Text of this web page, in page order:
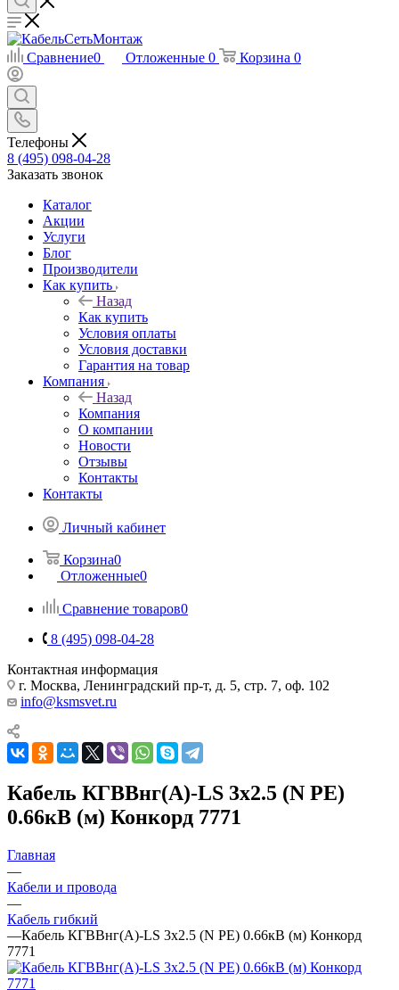
Сравнение0 Отложенные 0 Корзина 0
Телефоны
8 (495) 098-04-28
Заказать звонок
Каталог
Акции
Услуги
Блог
Производители
Как купить
Назад
Как купить
Условия оплаты
Условия доставки
Гарантия на товар
Компания
Назад
Компания
О компании
Новости
Отзывы
Контакты
Контакты
Личный кабинет
Корзина0
Отложенные0
Сравнение товаров0
8 (495) 098-04-28
Контактная информация
г. Москва, Ленинградский пр-т, д. 5, стр. 7, оф. 102
info@ksmsvet.ru
Кабель КГВВнг(А)-LS 3х2.5 (N PE)
0.66кВ (м) Конкорд 7771
Главная
—
Кабели и провода
—
Кабель гибкий
—Кабель КГВВнг(А)-LS 3х2.5 (N PE) 0.66кВ (м) Конкорд
7771